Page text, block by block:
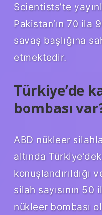
Scientists’te
Pakistan’ın 70 ila
savaş başlığına
etmektedir.
Türkiye’de
bombası
ABD nükleer
altında
konuşlandırıldığı
silah sayısının 50
nükleer bombası